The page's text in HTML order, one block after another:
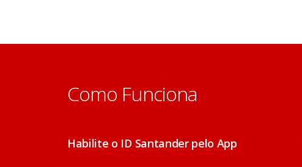
Como Funciona
Habilite o ID Santander pelo App